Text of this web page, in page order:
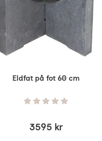
Eldfat på fot 60 cm
nr 1851 Betyg: 0 Stjärnor
3595 kr